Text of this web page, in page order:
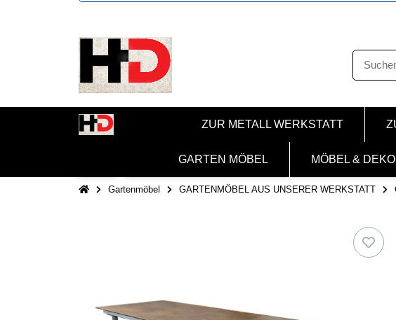
ZUR METALL WERKSTATT
GARTEN MÖBEL MÖBEL & DEKO
Gartenmöbel GARTENMÖBEL AUS UNSERER WERKSTATT